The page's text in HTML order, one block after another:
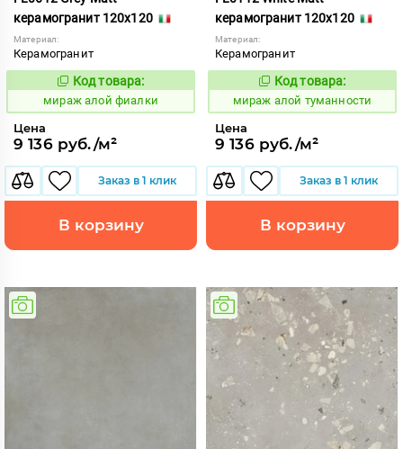
керамогранит 120x120
Материал:
Керамогранит
984614
Код товара:
мираж алой фиалки
Цена
9 136 руб./м²
Заказ в 1 клик
В корзину
керамогранит 120x120
Материал:
Керамогранит
984609
Код товара:
мираж алой туманности
Цена
9 136 руб./м²
Заказ в 1 клик
В корзину